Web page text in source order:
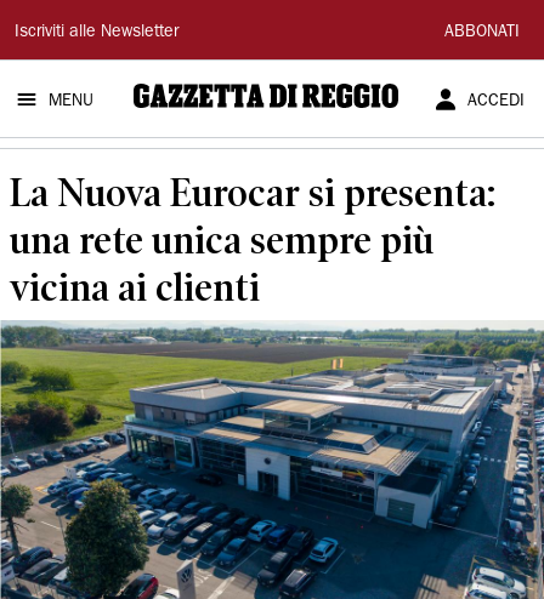
Gazzetta
di
Reggio
Iscriviti alle Newsletter ABBONATI
MENU ACCEDI
La Nuova Eurocar si presenta:
una rete unica sempre più
vicina ai clienti